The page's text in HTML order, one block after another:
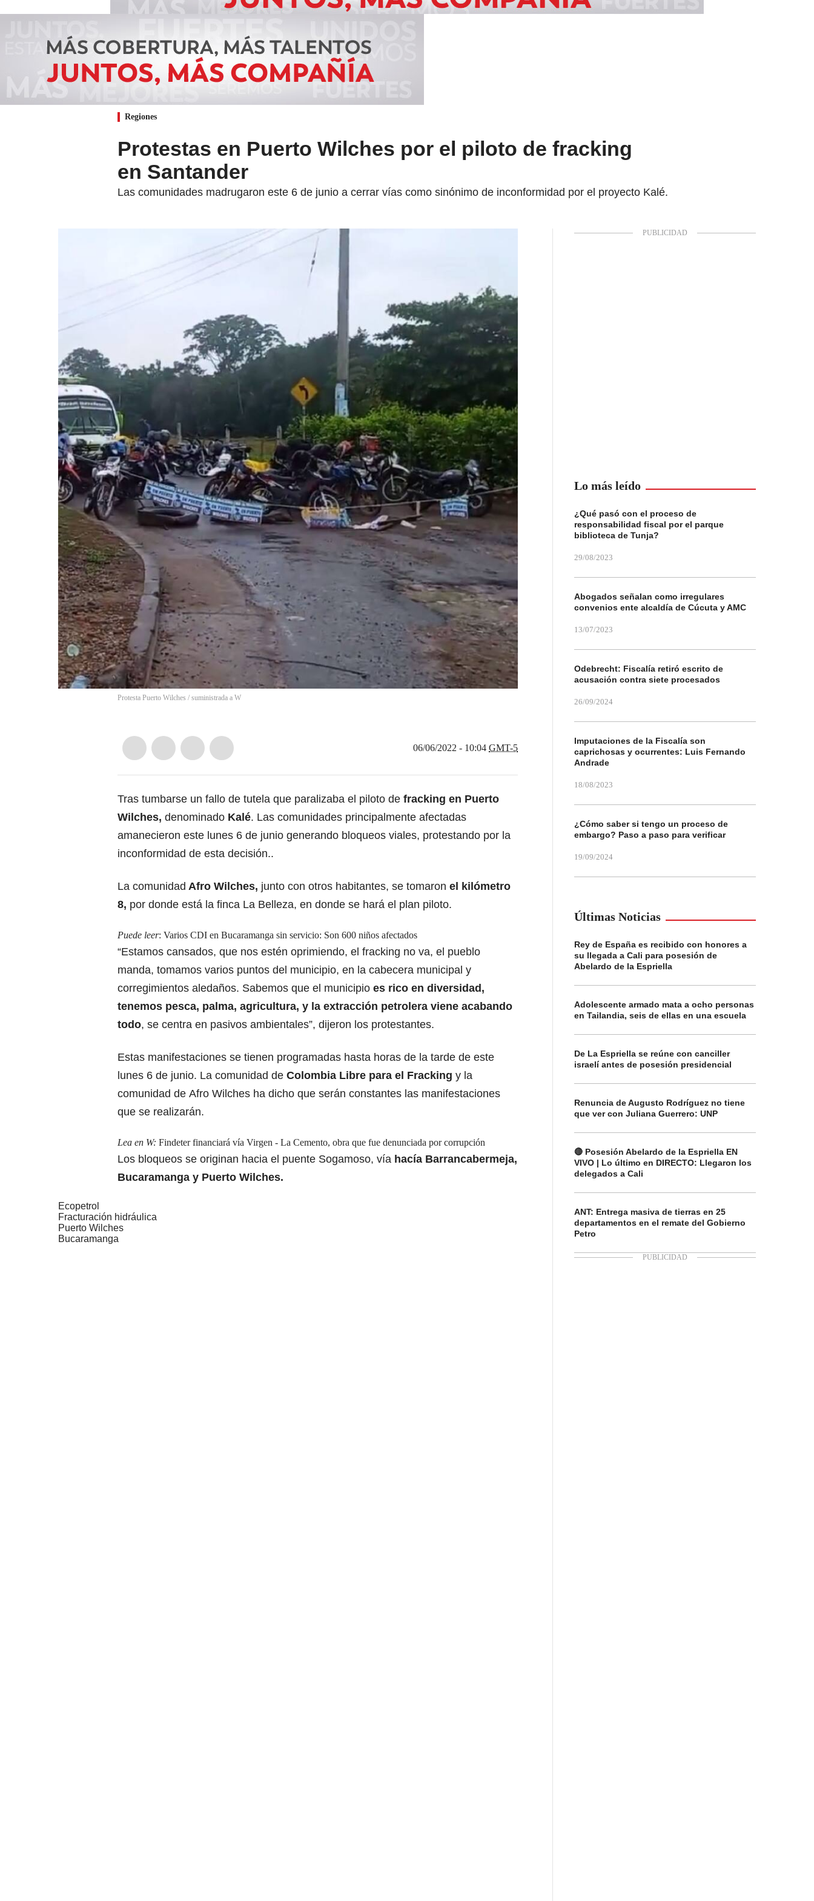
Regiones
Protestas en Puerto Wilches por el piloto de fracking
en Santander
Las comunidades madrugaron este 6 de junio a cerrar vías como sinónimo de inconformidad por el proyecto Kalé.
Protesta Puerto Wilches / suministrada a W
06/06/2022 - 10:04 GMT-5
Tras tumbarse un fallo de tutela que paralizaba el piloto de fracking en Puerto
Wilches, denominado Kalé. Las comunidades principalmente afectadas
amanecieron este lunes 6 de junio generando bloqueos viales, protestando por la
inconformidad de esta decisión..
La comunidad Afro Wilches, junto con otros habitantes, se tomaron el kilómetro
8, por donde está la finca La Belleza, en donde se hará el plan piloto.
Puede leer: Varios CDI en Bucaramanga sin servicio: Son 600 niños afectados
“Estamos cansados, que nos estén oprimiendo, el fracking no va, el pueblo
manda, tomamos varios puntos del municipio, en la cabecera municipal y
corregimientos aledaños. Sabemos que el municipio es rico en diversidad,
tenemos pesca, palma, agricultura, y la extracción petrolera viene acabando
todo, se centra en pasivos ambientales”, dijeron los protestantes.
Estas manifestaciones se tienen programadas hasta horas de la tarde de este
lunes 6 de junio. La comunidad de Colombia Libre para el Fracking y la
comunidad de Afro Wilches ha dicho que serán constantes las manifestaciones
que se realizarán.
Lea en W: Findeter financiará vía Virgen - La Cemento, obra que fue denunciada por corrupción
Los bloqueos se originan hacia el puente Sogamoso, vía hacía Barrancabermeja,
Bucaramanga y Puerto Wilches.
Ecopetrol
Fracturación hidráulica
Puerto Wilches
Bucaramanga
Lo más leído
¿Qué pasó con el proceso de
responsabilidad fiscal por el parque
biblioteca de Tunja?
29/08/2023
Abogados señalan como irregulares
convenios ente alcaldía de Cúcuta y AMC
13/07/2023
Odebrecht: Fiscalía retiró escrito de
acusación contra siete procesados
26/09/2024
Imputaciones de la Fiscalía son
caprichosas y ocurrentes: Luis Fernando
Andrade
18/08/2023
¿Cómo saber si tengo un proceso de
embargo? Paso a paso para verificar
19/09/2024
Últimas Noticias
Rey de España es recibido con honores a
su llegada a Cali para posesión de
Abelardo de la Espriella
Adolescente armado mata a ocho personas
en Tailandia, seis de ellas en una escuela
De La Espriella se reúne con canciller
israelí antes de posesión presidencial
Renuncia de Augusto Rodríguez no tiene
que ver con Juliana Guerrero: UNP
🔴 Posesión Abelardo de la Espriella EN
VIVO | Lo último en DIRECTO: Llegaron los
delegados a Cali
ANT: Entrega masiva de tierras en 25
departamentos en el remate del Gobierno
Petro